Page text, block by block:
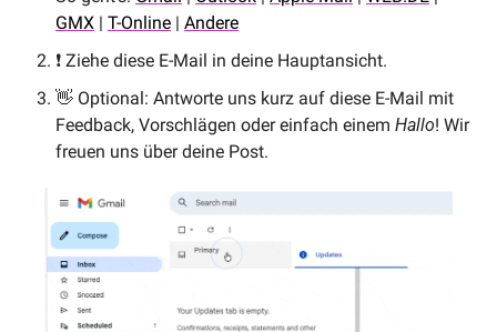
GMX | T-Online | Andere
❗️ Ziehe diese E-Mail in deine Hauptansicht.
👋 Optional: Antworte uns kurz auf diese E-Mail mit
Feedback, Vorschlägen oder einfach einem Hallo! Wir
freuen uns über deine Post.